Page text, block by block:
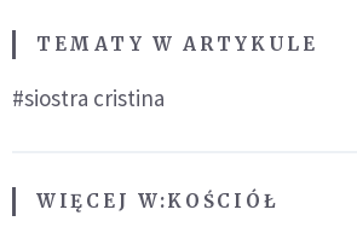
TEMATY W ARTYKULE
#siostra cristina
WIĘCEJ W:KOŚCIÓŁ